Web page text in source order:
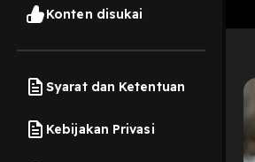
Konten disukai
Syarat dan Ketentuan
Kebijakan Privasi